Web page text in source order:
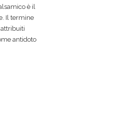
è il
Il termine
antidoto